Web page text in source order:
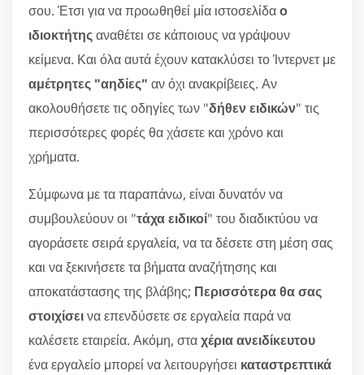
σου. Έτσι για να προωθηθεί μία ιστοσελίδαο
ιδιοκτήτηςαναθέτει σε κάποιους να γράψουν
κείμενα. Και όλα αυτά έχουν κατακλύσει το Ίντερνετ με
αμέτρητες "αηδίες" αν όχι ανακρίβειες. Αν
ακολουθήσετε τις οδηγίες των "δήθεν ειδικών" τις
περισσότερες φορές θα χάσετε και χρόνο και
χρήματα.
Σύμφωνα με τα παραπάνω, είναι δυνατόν να
συμβουλεύουν οι "τάχα ειδικοί" του διαδικτύου να
αγοράσετε σειρά εργαλεία, να τα δέσετε στη μέση σας
και να ξεκινήσετε τα βήματα αναζήτησης και
αποκατάστασης της βλάβης; Περισσότερα θα σας
στοιχίσεινα επενδύσετε σε εργαλεία παρά να
καλέσετε εταιρεία. Ακόμη, σταχέρια ανειδίκευτου
ένα εργαλείο μπορεί να λειτουργήσει καταστρεπτικά